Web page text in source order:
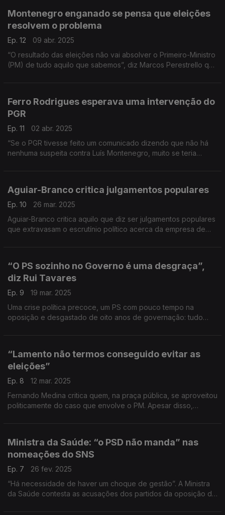
Montenegro enganado se pensa que eleições
resolvem o problema
Ep. 12
09 abr. 2025
“O resultado das eleições não vai absolver o Primeiro-Ministro
(PM) de tudo aquilo que sabemos”, diz Marcos Perestrello que
Ferro Rodrigues esperava uma intervenção do
PGR
Ep. 11
02 abr. 2025
“Se o PGR tivesse feito um comunicado dizendo que não há
nenhuma suspeita contra Luís Montenegro, muito se teria
Aguiar-Branco critica julgamentos populares
Ep. 10
26 mar. 2025
Aguiar-Branco critica aquilo que diz ser julgamentos populares
que extravasam o escrutínio político acerca da empresa de
“O PS sozinho no Governo é uma desgraça”,
diz Rui Tavares
Ep. 9
19 mar. 2025
Uma crise política precoce, um PS com pouco tempo na
oposição e desgastado de oito anos de governação: tudo
“Lamento não termos conseguido evitar as
eleições”
Ep. 8
12 mar. 2025
Fernando Medina critica quem, na praça pública, se aproveitou
politicamente do caso que envolve o PM. Apesar disso,
Ministra da Saúde: “o PSD não manda” nas
nomeações do SNS
Ep. 7
26 fev. 2025
“Há necessidade de haver um choque de gestão”. A Ministra
da Saúde contesta as acusações dos partidos da oposição de